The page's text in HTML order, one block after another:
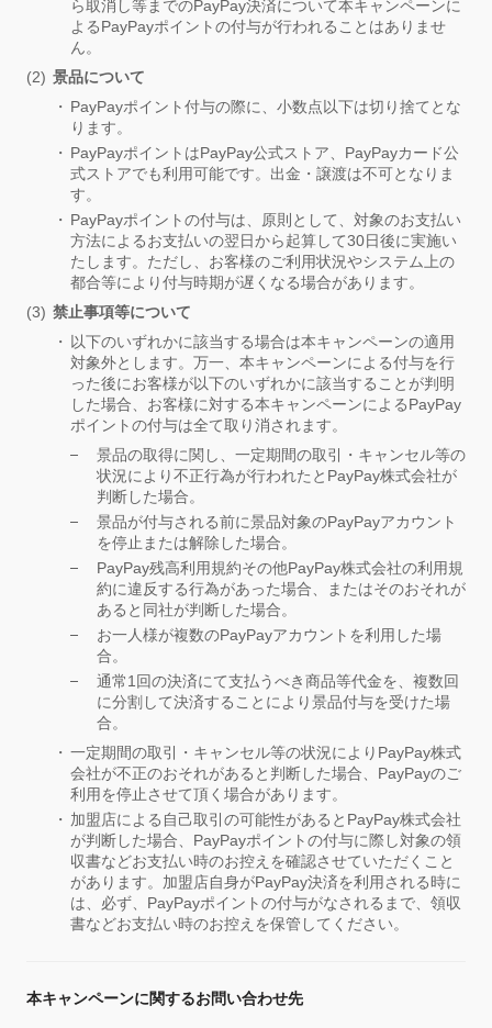
ら取消し等までのPayPay決済について本キャンペーンに
よるPayPayポイントの付与が行われることはありませ
ん。
景品について
PayPayポイント付与の際に、小数点以下は切り捨てとな
ります。
PayPayポイントはPayPay公式ストア、PayPayカード公
式ストアでも利用可能です。出金・譲渡は不可となりま
す。
PayPayポイントの付与は、原則として、対象のお支払い
方法によるお支払いの翌日から起算して30日後に実施い
たします。ただし、お客様のご利用状況やシステム上の
都合等により付与時期が遅くなる場合があります。
禁止事項等について
以下のいずれかに該当する場合は本キャンペーンの適用
対象外とします。万一、本キャンペーンによる付与を行
った後にお客様が以下のいずれかに該当することが判明
した場合、お客様に対する本キャンペーンによるPayPay
ポイントの付与は全て取り消されます。
景品の取得に関し、一定期間の取引・キャンセル等の
状況により不正行為が行われたとPayPay株式会社が
判断した場合。
景品が付与される前に景品対象のPayPayアカウント
を停止または解除した場合。
PayPay残高利用規約その他PayPay株式会社の利用規
約に違反する行為があった場合、またはそのおそれが
あると同社が判断した場合。
お一人様が複数のPayPayアカウントを利用した場
合。
通常1回の決済にて支払うべき商品等代金を、複数回
に分割して決済することにより景品付与を受けた場
合。
一定期間の取引・キャンセル等の状況によりPayPay株式
会社が不正のおそれがあると判断した場合、PayPayのご
利用を停止させて頂く場合があります。
加盟店による自己取引の可能性があるとPayPay株式会社
が判断した場合、PayPayポイントの付与に際し対象の領
収書などお支払い時のお控えを確認させていただくこと
があります。加盟店自身がPayPay決済を利用される時に
は、必ず、PayPayポイントの付与がなされるまで、領収
書などお支払い時のお控えを保管してください。
本キャンペーンに関するお問い合わせ先